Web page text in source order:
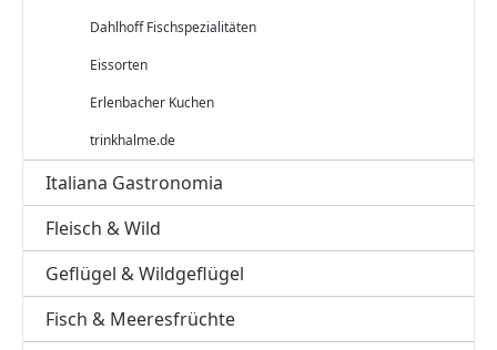
Dahlhoff Fischspezialitäten
Eissorten
Erlenbacher Kuchen
trinkhalme.de
Italiana Gastronomia
Fleisch & Wild
Geflügel & Wildgeflügel
Fisch & Meeresfrüchte